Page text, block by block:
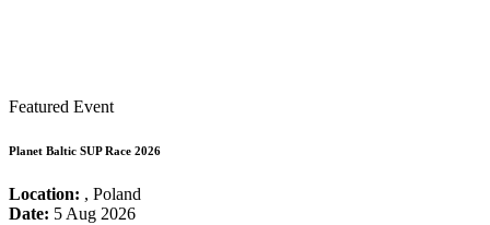
Featured Event
Planet Baltic SUP Race 2026
Location: , Poland
Date: 5 Aug 2026